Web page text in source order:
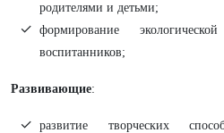
родителями и детьми;
формирование
воспитанников;
Развивающие:
развитие творческих